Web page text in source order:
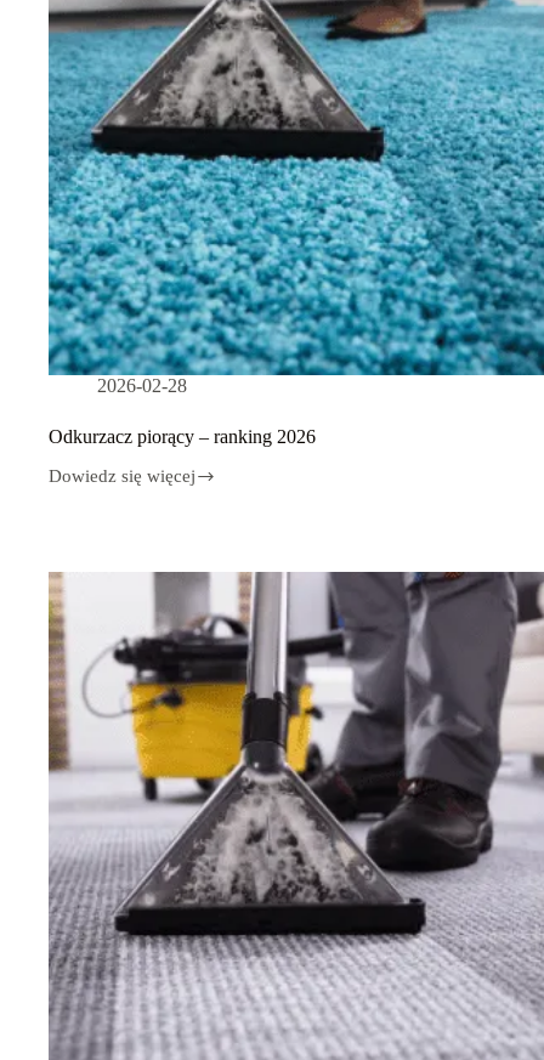
2026-02-28
Odkurzacz piorący – ranking 2026
Dowiedz się więcej
Odkurzacz